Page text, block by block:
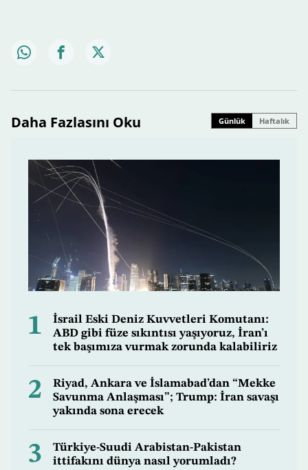
Daha Fazlasını Oku Günlük Haftalık
1
İsrail Eski Deniz Kuvvetleri Komutanı:
ABD gibi füze sıkıntısı yaşıyoruz, İran’ı
tek başımıza vurmak zorunda kalabiliriz
2
Riyad, Ankara ve İslamabad’dan “Mekke
Savunma Anlaşması”; Trump: İran savaşı
yakında sona erecek
3
Türkiye-Suudi Arabistan-Pakistan
ittifakını dünya nasıl yorumladı?